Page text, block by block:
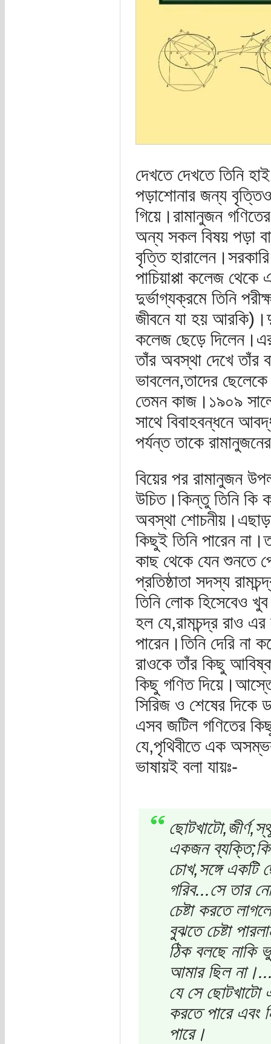
দেখতে দেখতে তিনি
পড়াশোনার জন্য
গিয়ে।রামানুজন
অন্য সকল বিষয় পড়া
বৃত্তি
পাচিয়াপ্পা কলেজ
দুর্ভাগ্যক্রমে তিনি
জীবনে যা হয়
কলেজ ছেড়ে
তাঁর অবস্থা দেখে তাঁর
ভাবলেন,তাদের
তেমন কাজ।১৯০৯ সালে
সাথে বিবাহবন্ধনে
পর্যন্ত তাকে
বিয়ের পর রামানুজন
উচিত।কিন্তু তিনি কি
অবস্থা
কিছুই তিনি পারেন
কাছ থেকে যেন
প্রতিষ্ঠাতা সদস্য
তিনি লোক হিসেবেও
হল যে,রামচন্দ্র রাও
পারেন।তিনি দেরি না
রাওকে তাঁর কিছু
কিছু গণিত
সিরিজ ও শেষের দিকে
এসব জটিল গণিতের
যে,পৃথিবীতে এক
ভাষায়ই বলা যায়ঃ-
একজন
চোখ,সঙ্গে একটি
গরিব...সে তার
চেষ্টা করতে
বুঝতে চেষ্টা
ঠিক বলছে নাকি
আমার ছিল
যে সে ছোটখাটো
করতে পারে এবং
পারে।